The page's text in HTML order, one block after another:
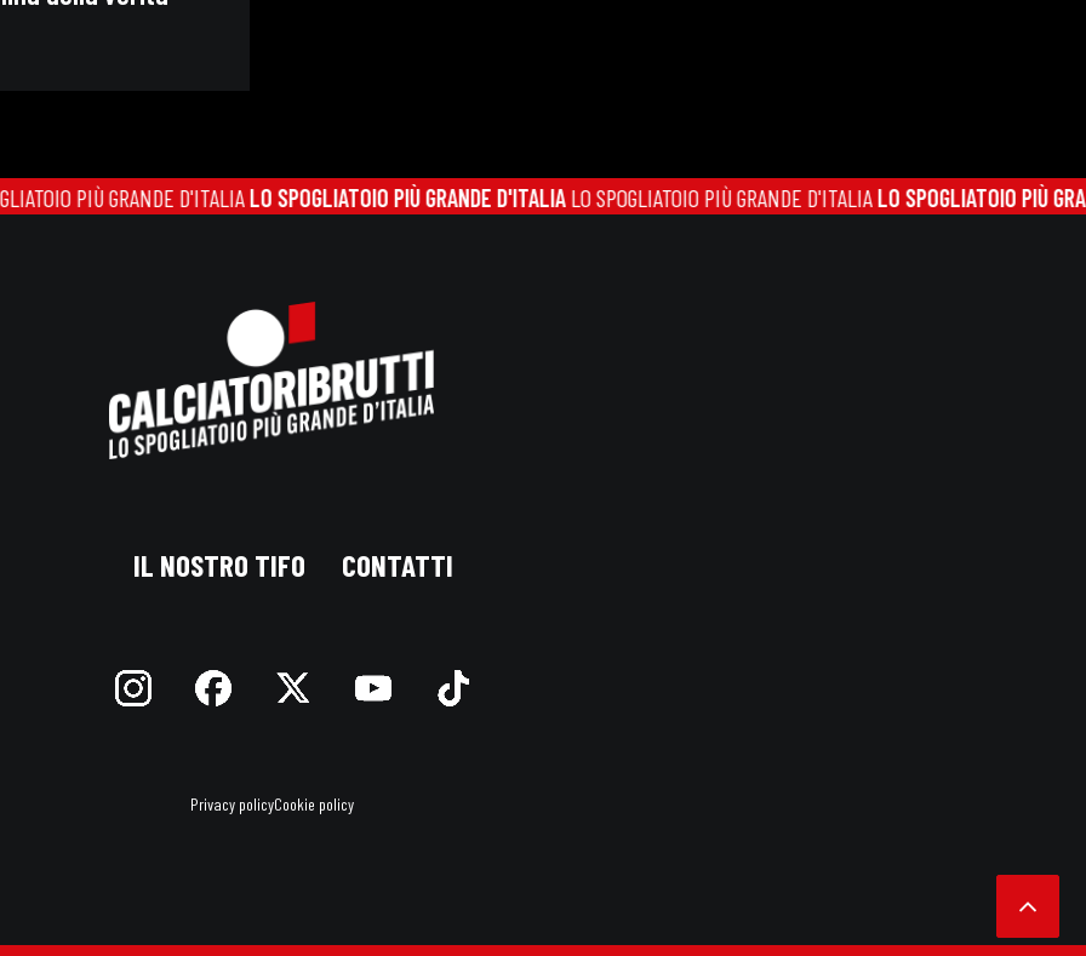
PIÙ GRANDE D'ITALIALO SPOGLIATOIO PIÙ GRANDE D'ITALIALO SPOGLIATOIO PIÙ GRANDE D'ITALIALO SPOGLIATOIO PIÙ GRANDE
IL NOSTRO TIFO CONTATTI
Privacy policyCookie policy